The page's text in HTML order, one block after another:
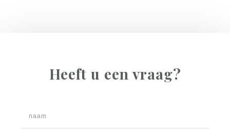
Heeft u een vraag?